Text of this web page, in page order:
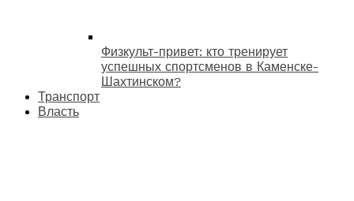
Физкульт-привет: кто тренирует
успешных спортсменов в Каменске-
Шахтинском?
Транспорт
Власть